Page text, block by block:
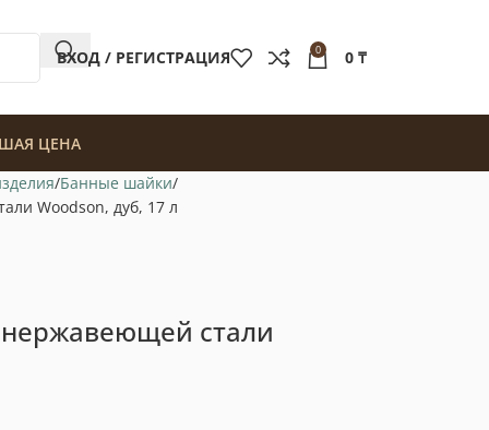
ВХОД / РЕГИСТРАЦИЯ 0 0 ₸
ЦЕНА
Банные шайки
Woodson, дуб, 17 л
стали